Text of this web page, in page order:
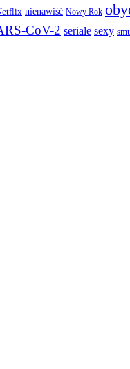
nienawiść Nowy Rok
CoV-2 seriale sexy